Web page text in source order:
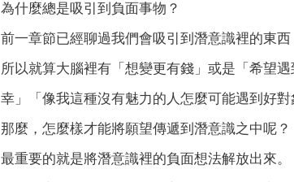
為什麼總是吸引到負面事物？
前一章節已經聊過我們會吸引到潛意識裡的東西
所以就算大腦裡有「想變更有錢」或是「希望
幸」「像我這種沒有魅力的人怎麼可能遇到好
那麼，怎麼樣才能將願望傳遞到潛意識之中呢？
最重要的就是將潛意識裡的負面想法解放出來。